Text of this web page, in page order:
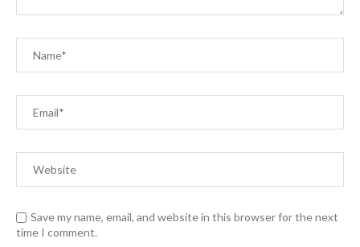
Save my name, email, and website in this browser for the next
time I comment.